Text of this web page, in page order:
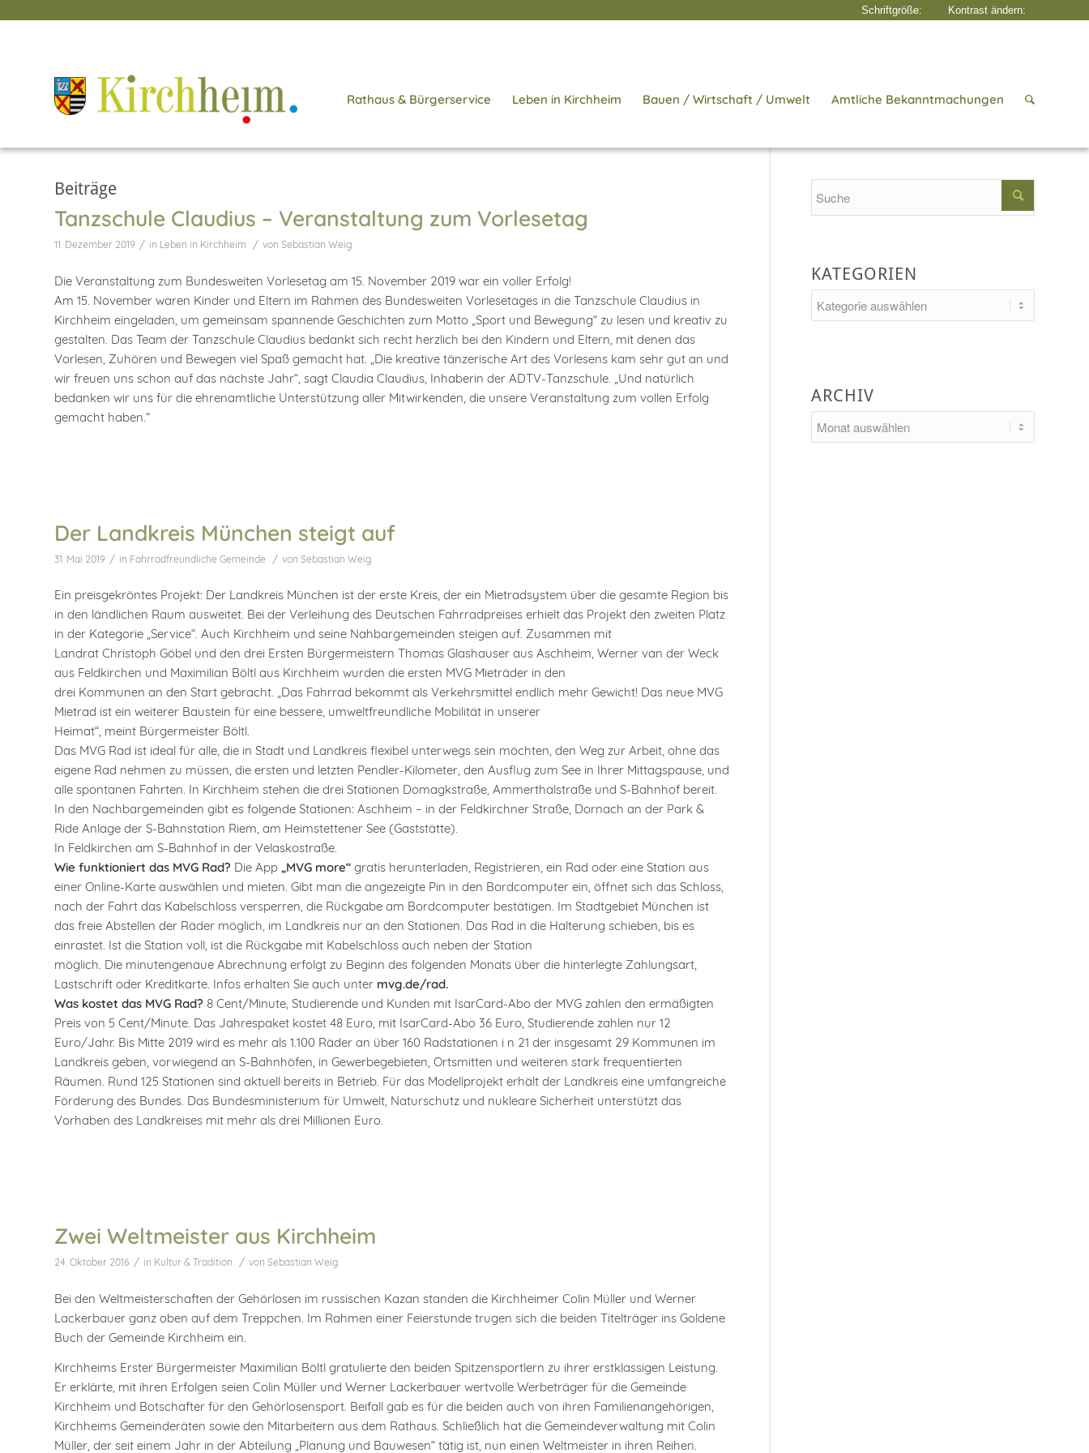
Rathaus & Bürgerservice Leben in Kirchheim Bauen / Wirtschaft / Umwelt Amtliche Bekanntmachungen
Beiträge
Tanzschule Claudius – Veranstaltung zum Vorlesetag
11. Dezember 2019 / in Leben in Kirchheim / von Sebastian Weig
Die Veranstaltung zum Bundesweiten Vorlesetag am 15. November 2019 war ein voller Erfolg!
Am 15. November waren Kinder und Eltern im Rahmen des Bundesweiten Vorlesetages in die Tanzschule Claudius in
Kirchheim eingeladen, um gemeinsam spannende Geschichten zum Motto „Sport und Bewegung“ zu lesen und kreativ zu
gestalten. Das Team der Tanzschule Claudius bedankt sich recht herzlich bei den Kindern und Eltern, mit denen das
Vorlesen, Zuhören und Bewegen viel Spaß gemacht hat. „Die kreative tänzerische Art des Vorlesens kam sehr gut an und
wir freuen uns schon auf das nächste Jahr“, sagt Claudia Claudius, Inhaberin der ADTV-Tanzschule. „Und natürlich
bedanken wir uns für die ehrenamtliche Unterstützung aller Mitwirkenden, die unsere Veranstaltung zum vollen Erfolg
gemacht haben.“
Der Landkreis München steigt auf
31. Mai 2019 / in Fahrradfreundliche Gemeinde / von Sebastian Weig
Ein preisgekröntes Projekt: Der Landkreis München ist der erste Kreis, der ein Mietradsystem über die gesamte Region bis
in den ländlichen Raum ausweitet. Bei der Verleihung des Deutschen Fahrradpreises erhielt das Projekt den zweiten Platz
in der Kategorie „Service“. Auch Kirchheim und seine Nahbargemeinden steigen auf. Zusammen mit
Landrat Christoph Göbel und den drei Ersten Bürgermeistern Thomas Glashauser aus Aschheim, Werner van der Weck
aus Feldkirchen und Maximilian Böltl aus Kirchheim wurden die ersten MVG Mieträder in den
drei Kommunen an den Start gebracht. „Das Fahrrad bekommt als Verkehrsmittel endlich mehr Gewicht! Das neue MVG
Mietrad ist ein weiterer Baustein für eine bessere, umweltfreundliche Mobilität in unserer
Heimat“, meint Bürgermeister Böltl.
Das MVG Rad ist ideal für alle, die in Stadt und Landkreis flexibel unterwegs sein möchten, den Weg zur Arbeit, ohne das
eigene Rad nehmen zu müssen, die ersten und letzten Pendler-Kilometer, den Ausflug zum See in Ihrer Mittagspause, und
alle spontanen Fahrten. In Kirchheim stehen die drei Stationen Domagkstraße, Ammerthalstraße und S-Bahnhof bereit.
In den Nachbargemeinden gibt es folgende Stationen: Aschheim – in der Feldkirchner Straße, Dornach an der Park &
Ride Anlage der S-Bahnstation Riem, am Heimstettener See (Gaststätte).
In Feldkirchen am S-Bahnhof in der Velaskostraße.
Wie funktioniert das MVG Rad? Die App „MVG more“ gratis herunterladen, Registrieren, ein Rad oder eine Station aus
einer Online-Karte auswählen und mieten. Gibt man die angezeigte Pin in den Bordcomputer ein, öffnet sich das Schloss,
nach der Fahrt das Kabelschloss versperren, die Rückgabe am Bordcomputer bestätigen. Im Stadtgebiet München ist
das freie Abstellen der Räder möglich, im Landkreis nur an den Stationen. Das Rad in die Halterung schieben, bis es
einrastet. Ist die Station voll, ist die Rückgabe mit Kabelschloss auch neben der Station
möglich. Die minutengenaue Abrechnung erfolgt zu Beginn des folgenden Monats über die hinterlegte Zahlungsart,
Lastschrift oder Kreditkarte. Infos erhalten Sie auch unter mvg.de/rad.
Was kostet das MVG Rad? 8 Cent/Minute, Studierende und Kunden mit IsarCard-Abo der MVG zahlen den ermäßigten
Preis von 5 Cent/Minute. Das Jahrespaket kostet 48 Euro, mit IsarCard-Abo 36 Euro, Studierende zahlen nur 12
Euro/Jahr. Bis Mitte 2019 wird es mehr als 1.100 Räder an über 160 Radstationen i n 21 der insgesamt 29 Kommunen im
Landkreis geben, vorwiegend an S-Bahnhöfen, in Gewerbegebieten, Ortsmitten und weiteren stark frequentierten
Räumen. Rund 125 Stationen sind aktuell bereits in Betrieb. Für das Modellprojekt erhält der Landkreis eine umfangreiche
Förderung des Bundes. Das Bundesministerium für Umwelt, Naturschutz und nukleare Sicherheit unterstützt das
Vorhaben des Landkreises mit mehr als drei Millionen Euro.
Zwei Weltmeister aus Kirchheim
24. Oktober 2016 / in Kultur & Tradition / von Sebastian Weig
Bei den Weltmeisterschaften der Gehörlosen im russischen Kazan standen die Kirchheimer Colin Müller und Werner
Lackerbauer ganz oben auf dem Treppchen. Im Rahmen einer Feierstunde trugen sich die beiden Titelträger ins Goldene
Buch der Gemeinde Kirchheim ein.
Kirchheims Erster Bürgermeister Maximilian Böltl gratulierte den beiden Spitzensportlern zu ihrer erstklassigen Leistung.
Er erklärte, mit ihren Erfolgen seien Colin Müller und Werner Lackerbauer wertvolle Werbeträger für die Gemeinde
Kirchheim und Botschafter für den Gehörlosensport. Beifall gab es für die beiden auch von ihren Familienangehörigen,
Kirchheims Gemeinderäten sowie den Mitarbeitern aus dem Rathaus. Schließlich hat die Gemeindeverwaltung mit Colin
Müller, der seit einem Jahr in der Abteilung „Planung und Bauwesen“ tätig ist, nun einen Weltmeister in ihren Reihen.
KATEGORIEN
ARCHIV